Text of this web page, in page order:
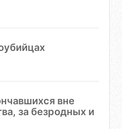
вне
за безродных и